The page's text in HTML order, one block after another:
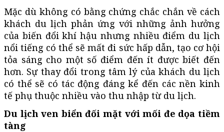
Mặc dù không có bằng chứng chắc chắn về cách
khách du lịch phản ứng với những ảnh hưởng
của biến đổi khí hậu nhưng nhiều điểm du lịch
nổi tiếng có thể sẽ mất đi sức hấp dẫn, tạo cơ hội
tỏa sáng cho một số điểm đến ít được biết đến
hơn. Sự thay đổi trong tâm lý của khách du lịch
có thể sẽ có tác động đáng kể đến các nền kinh
tế phụ thuộc nhiều vào thu nhập từ du lịch.
Du lịch ven biển đối mặt với mối đe dọa tiềm
tàng